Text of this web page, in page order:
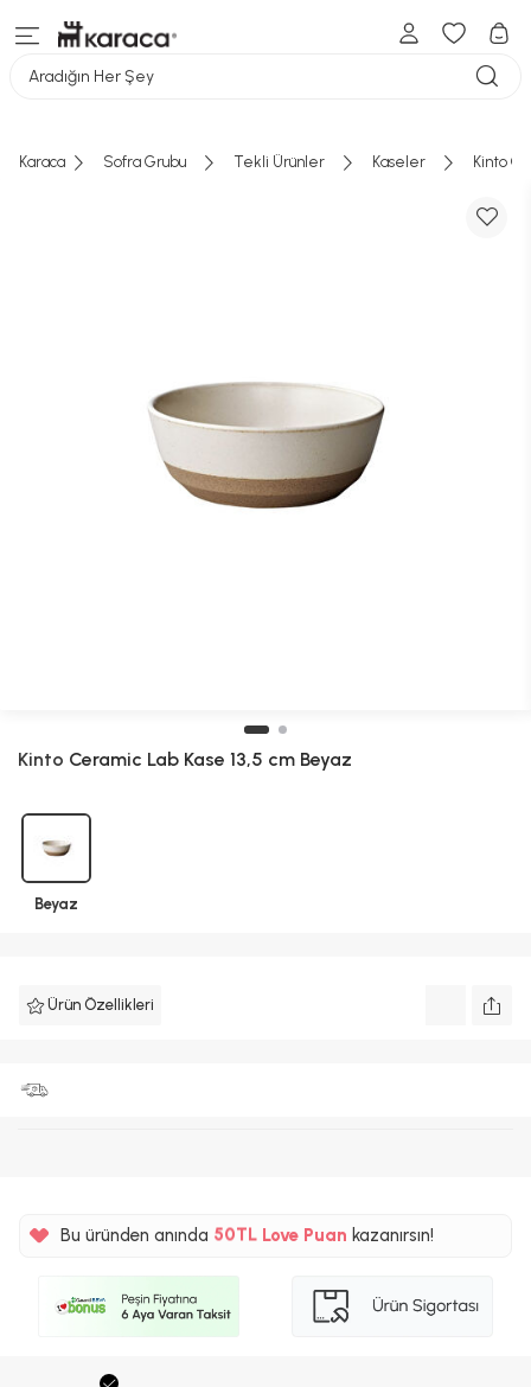
Aradığın Her Şey
Karaca Sofra Grubu Tekli Ürünler Kaseler Kinto
Kinto Ceramic Lab Kase 13,5 cm Beyaz
Beyaz
Ürün Özellikleri
Bu üründen anında %5 Love Puankazanırsın!